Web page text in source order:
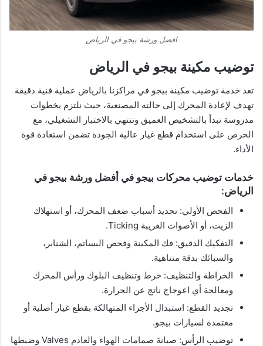
افضل ورشة بيجو في الرياض
توضيب مكينة بيجو في الرياض
تعد خدمة توضيب مكينة بيجو في مراكزنا بالرياض عملية فنية دقيقة
تهدف لإعادة المحرك إلى حالته المصنعية، حيث نلتزم بخطوات
مدروسة تبدأ بالتشخيص العميق وتنتهي بالاختبار التشغيلي، مع
الحرص على استخدام قطع غيار عالية الجودة تضمن استعادة قوة
الأداء.
خدمات توضيب محركات بيجو في أفضل ورشة بيجو في
الرياض:
الفحص الأولي: تحديد أسباب ضعف المحرك، أو استهلاك
الزيت، أو الأصوات الغريبة Ticking.
التفكيك الدقيق: فك المكينة وفحص البساتم، الشنابر،
والسبائك بدقة متناهية.
الخراطة والتنظيف: خرط وتنظيف البلوك ورأس المحرك
ومعالجة أي اعوجاج ناتج عن الحرارة.
تجديد القطع: استبدال الأجزاء المتهالكة بقطع غيار أصلية أو
معتمدة لسيارات بيجو.
توضيب الرأس: صيانة صمامات الهواء والعادم Valves وضبطها